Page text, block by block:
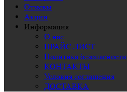
Отзывы
Акции
Информация
О нас
ПРАЙС ЛИСТ
Политика безопасности
КОНТАКТЫ
Условия соглашения
ДОСТАВКА